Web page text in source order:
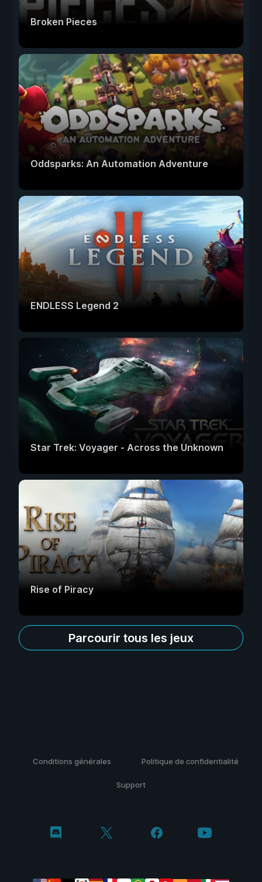
Broken Pieces
Oddsparks: An Automation Adventure
ENDLESS Legend 2
Star Trek: Voyager - Across the Unknown
Rise of Piracy
Parcourir tous les jeux
Conditions générales Politique de confidentialité
Support